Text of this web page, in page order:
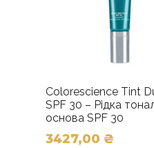
Colorescience Tint
SPF 30 – Рідка
основа SPF 30
3427,00 ₴